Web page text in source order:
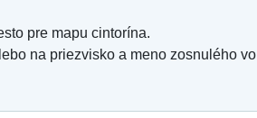
pre mapu cintorína.
na priezvisko a meno zosnulého vo